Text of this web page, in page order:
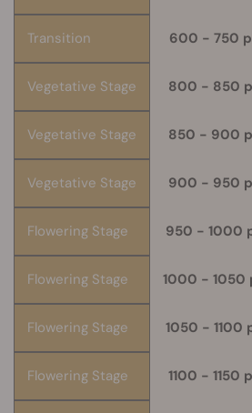
Transition 600 - 750
Vegetative Stage 800 - 850
Vegetative Stage 850 - 900
Vegetative Stage 900 - 950
Flowering Stage 950 - 1000
Flowering Stage 1000 - 1050
Flowering Stage 1050 - 1100
Flowering Stage 1100 - 1150